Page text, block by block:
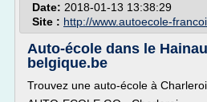
Date: 2018-01-13 13:38:29
Site : http://www.autoecole-
Auto-école dans le
belgique.be
Trouvez une auto-école à